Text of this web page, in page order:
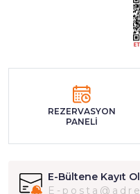
REZERVASYON
PANELİ
E-Bültene Kayıt Ol